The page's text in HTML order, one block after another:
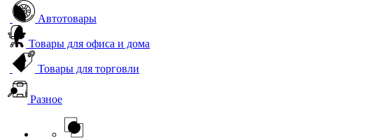
Автотовары
Товары для офиса и дома
Товары для торговли
Разное